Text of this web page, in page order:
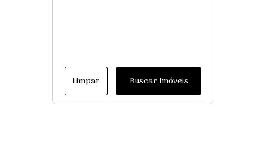
Limpar Buscar Imóveis